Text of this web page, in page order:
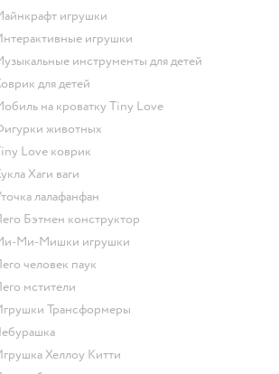
Майнкрафт игрушки
Интерактивные игрушки
Музыкальные инструменты для детей
Коврик для детей
Мобиль на кроватку Tiny Love
Фигурки животных
Tiny Love коврик
Кукла Хаги ваги
Уточка лалафанфан
Лего Бэтмен конструктор
Ми-Ми-Мишки игрушки
Лего человек паук
Лего мстители
Игрушки Трансформеры
Чебурашка
Игрушка Хеллоу Китти